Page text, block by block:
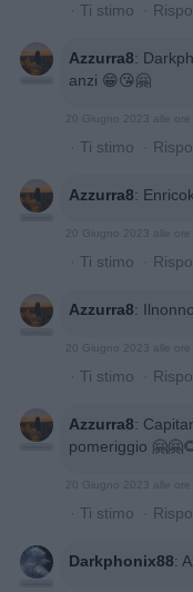
· Ti stimo ·
Azzurra8:
anzi 😁😘🤗
20 Giugno 2023 alle ore
· Ti stimo ·
Azzurra8:
20 Giugno 2023 alle ore
· Ti stimo ·
Azzurra8:
20 Giugno 2023 alle ore
· Ti stimo ·
Azzurra8:
pomeriggio
20 Giugno 2023 alle ore
· Ti stimo ·
Darkphonix88: